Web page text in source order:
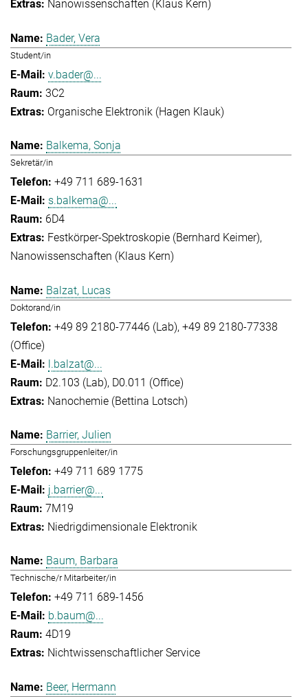
Nanowissenschaften (Klaus Kern)
Bader, Vera
Student/in
v.bader@...
3C2
Organische Elektronik (Hagen Klauk)
Balkema, Sonja
Sekretär/in
+49 711 689-1631
s.balkema@...
6D4
Festkörper-Spektroskopie (Bernhard Keimer)
Nanowissenschaften (Klaus Kern)
Balzat, Lucas
Doktorand/in
+49 89 2180-77446 (Lab) +49 89 2180-77338
(Office)
l.balzat@...
D2.103 (Lab), D0.011 (Office)
Nanochemie (Bettina Lotsch)
Barrier, Julien
Forschungsgruppenleiter/in
+49 711 689 1775
j.barrier@...
7M19
Niedrigdimensionale Elektronik
Baum, Barbara
Technische/r Mitarbeiter/in
+49 711 689-1456
b.baum@...
4D19
Nichtwissenschaftlicher Service
Beer, Hermann